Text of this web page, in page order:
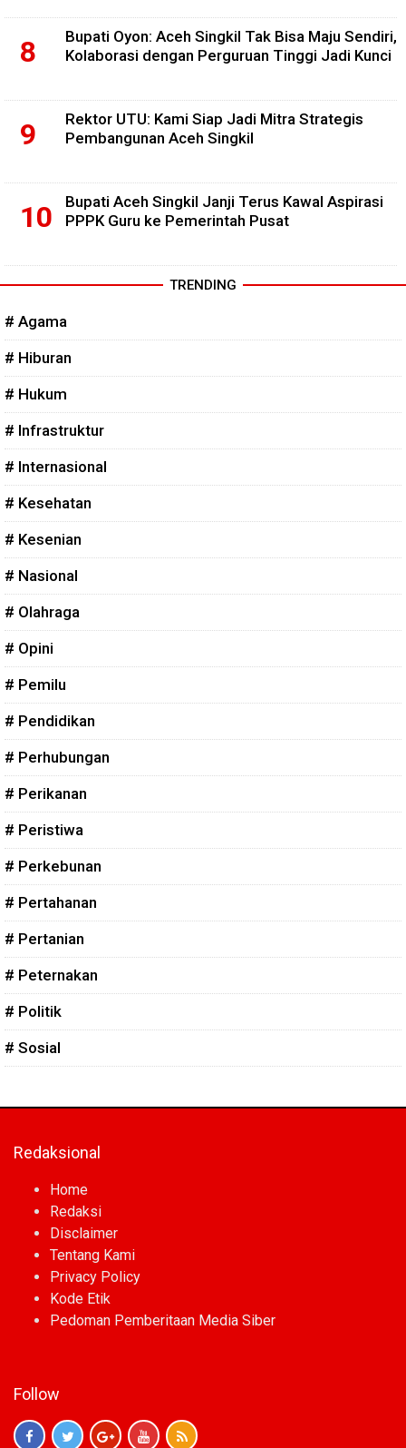
Bupati Oyon: Aceh Singkil Tak Bisa Maju Sendiri,
Kolaborasi dengan Perguruan Tinggi Jadi Kunci
Rektor UTU: Kami Siap Jadi Mitra Strategis
Pembangunan Aceh Singkil
Bupati Aceh Singkil Janji Terus Kawal Aspirasi
PPPK Guru ke Pemerintah Pusat
TRENDING
# Agama
# Hiburan
# Hukum
# Infrastruktur
# Internasional
# Kesehatan
# Kesenian
# Nasional
# Olahraga
# Opini
# Pemilu
# Pendidikan
# Perhubungan
# Perikanan
# Peristiwa
# Perkebunan
# Pertahanan
# Pertanian
# Peternakan
# Politik
# Sosial
Redaksional
Home
Redaksi
Disclaimer
Tentang Kami
Privacy Policy
Kode Etik
Pedoman Pemberitaan Media Siber
Follow